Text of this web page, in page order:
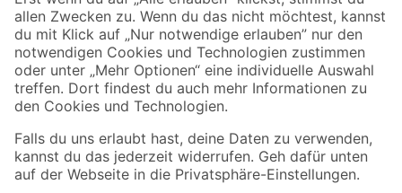
Jetzt die toom-App herunterladen
Alle Preisangaben in EUR inkl. gesetzl. MwSt.. Die dargestellten Angebote sind unter
Umständen nicht in allen Märkten verfügbar. Die angegebenen Verfügbarkeiten beziehen